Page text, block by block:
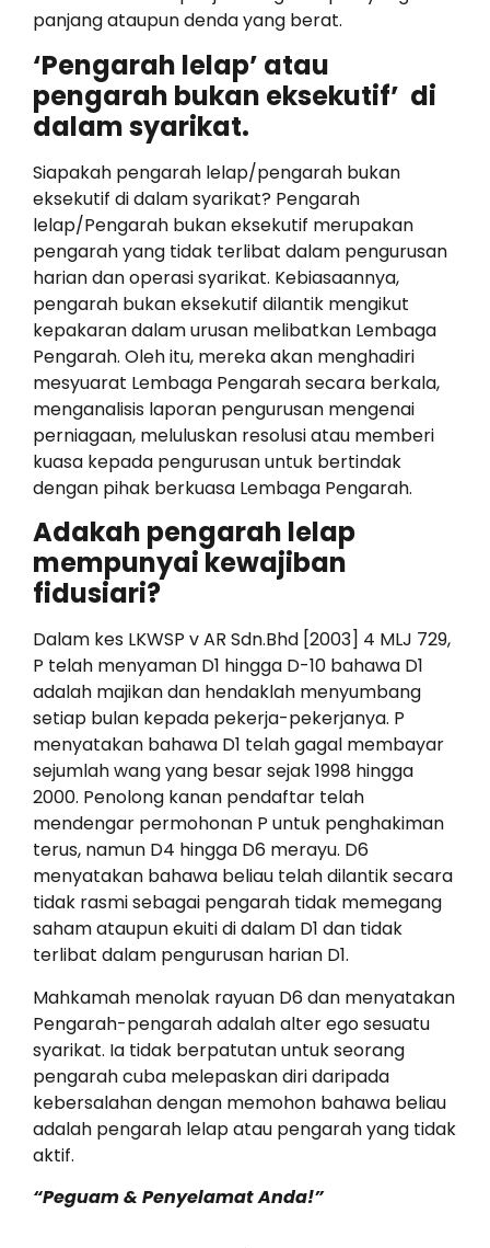
panjang ataupun denda yang berat.
‘Pengarah lelap’ atau
pengarah bukan eksekutif’ di
dalam syarikat.
Siapakah pengarah lelap/pengarah bukan
eksekutif di dalam syarikat? Pengarah
lelap/Pengarah bukan eksekutif merupakan
pengarah yang tidak terlibat dalam pengurusan
harian dan operasi syarikat. Kebiasaannya,
pengarah bukan eksekutif dilantik mengikut
kepakaran dalam urusan melibatkan Lembaga
Pengarah. Oleh itu, mereka akan menghadiri
mesyuarat Lembaga Pengarah secara berkala,
menganalisis laporan pengurusan mengenai
perniagaan, meluluskan resolusi atau memberi
kuasa kepada pengurusan untuk bertindak
dengan pihak berkuasa Lembaga Pengarah.
Adakah pengarah lelap
mempunyai kewajiban
fidusiari?
Dalam kes LKWSP v AR Sdn.Bhd [2003] 4 MLJ 729,
P telah menyaman D1 hingga D-10 bahawa D1
adalah majikan dan hendaklah menyumbang
setiap bulan kepada pekerja-pekerjanya. P
menyatakan bahawa D1 telah gagal membayar
sejumlah wang yang besar sejak 1998 hingga
2000. Penolong kanan pendaftar telah
mendengar permohonan P untuk penghakiman
terus, namun D4 hingga D6 merayu. D6
menyatakan bahawa beliau telah dilantik secara
tidak rasmi sebagai pengarah tidak memegang
saham ataupun ekuiti di dalam D1 dan tidak
terlibat dalam pengurusan harian D1.
Mahkamah menolak rayuan D6 dan menyatakan
Pengarah-pengarah adalah alter ego sesuatu
syarikat. Ia tidak berpatutan untuk seorang
pengarah cuba melepaskan diri daripada
kebersalahan dengan memohon bahawa beliau
adalah pengarah lelap atau pengarah yang tidak
aktif.
“Peguam & Penyelamat Anda!”